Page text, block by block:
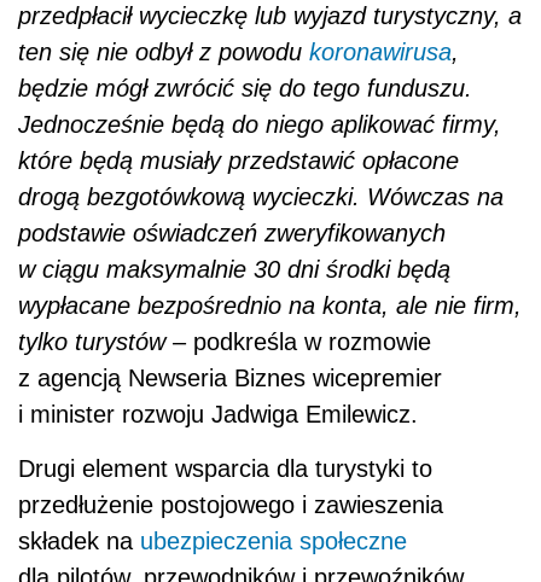
przedpłacił wycieczkę lub wyjazd turystyczny, a
ten się nie odbył z powodu koronawirusa,
będzie mógł zwrócić się do tego funduszu.
Jednocześnie będą do niego aplikować firmy,
które będą musiały przedstawić opłacone
drogą bezgotówkową wycieczki. Wówczas na
podstawie oświadczeń zweryfikowanych
w ciągu maksymalnie 30 dni środki będą
wypłacane bezpośrednio na konta, ale nie firm,
tylko turystów– podkreśla w rozmowie
z agencją Newseria Biznes wicepremier
i minister rozwoju Jadwiga Emilewicz.
Drugi element wsparcia dla turystyki to
przedłużenie postojowego i zawieszenia
składek na ubezpieczenia społeczne